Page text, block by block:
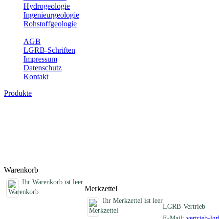
Hydrogeologie
Ingenieurgeologie
Rohstoffgeologie
AGB
LGRB-Schriften
Impressum
Datenschutz
Kontakt
Produkte
Warenkorb
Ihr Warenkorb ist leer.
Merkzettel
Ihr Merkzettel ist leer
LGRB-Vertrieb